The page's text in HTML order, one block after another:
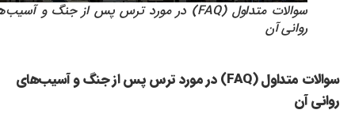
سوالات متداول (FAQ) در مورد ترس پس از جنگ و آسیب‌های
روانی آن
سوالات متداول (FAQ) در مورد ترس پس از جنگ و آسیب‌های
روانی آن